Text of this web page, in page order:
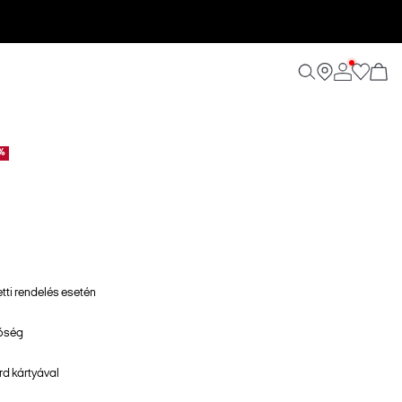
rendelés esetén
kártyával